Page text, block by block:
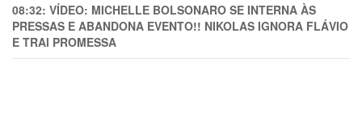
08:32: VÍDEO: MICHELLE BOLSONARO SE INTERNA ÀS
PRESSAS E ABANDONA EVENTO!! NIKOLAS IGNORA FLÁVIO
E TRAl PROMESSA